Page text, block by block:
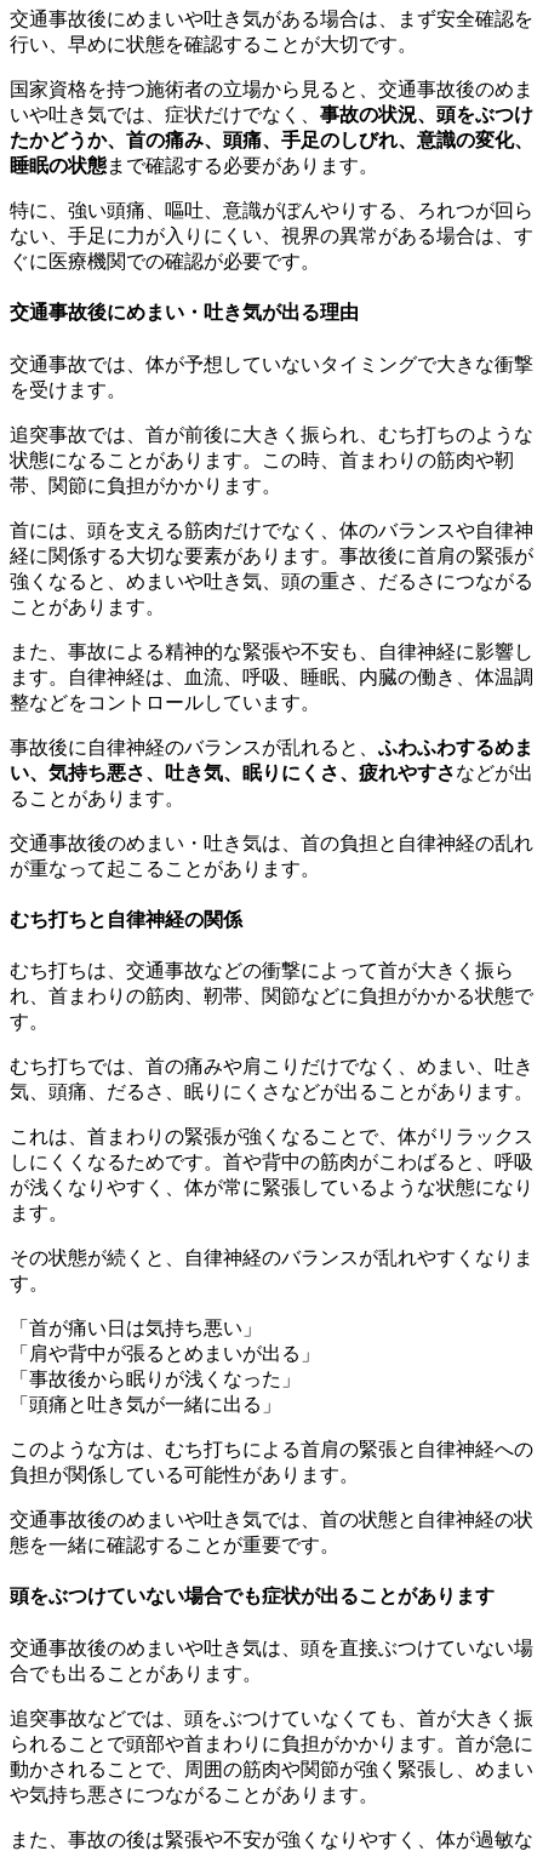
交通事故後にめまいや吐き気がある場合は、まず安全確認を
行い、早めに状態を確認することが大切です。
国家資格を持つ施術者の立場から見ると、交通事故後のめま
いや吐き気では、症状だけでなく、 事故の状況、頭をぶつけ
たかどうか、首の痛み、頭痛、手足のしびれ、意識の変化、
睡眠の状態まで確認する必要があります。
特に、強い頭痛、嘔吐、意識がぼんやりする、ろれつが回ら
ない、手足に力が入りにくい、視界の異常がある場合は、す
ぐに医療機関での確認が必要です。
交通事故後にめまい・吐き気が出る理由
交通事故では、体が予想していないタイミングで大きな衝撃
を受けます。
追突事故では、首が前後に大きく振られ、むち打ちのような
状態になることがあります。この時、首まわりの筋肉や靭
帯、関節に負担がかかります。
首には、頭を支える筋肉だけでなく、体のバランスや自律神
経に関係する大切な要素があります。事故後に首肩の緊張が
強くなると、めまいや吐き気、頭の重さ、だるさにつながる
ことがあります。
また、事故による精神的な緊張や不安も、自律神経に影響し
ます。自律神経は、血流、呼吸、睡眠、内臓の働き、体温調
整などをコントロールしています。
事故後に自律神経のバランスが乱れると、 ふわふわするめま
い、気持ち悪さ、吐き気、眠りにくさ、疲れやすさなどが出
ることがあります。
交通事故後のめまい・吐き気は、首の負担と自律神経の乱れ
が重なって起こることがあります。
むち打ちと自律神経の関係
むち打ちは、交通事故などの衝撃によって首が大きく振ら
れ、首まわりの筋肉、靭帯、関節などに負担がかかる状態で
す。
むち打ちでは、首の痛みや肩こりだけでなく、めまい、吐き
気、頭痛、だるさ、眠りにくさなどが出ることがあります。
これは、首まわりの緊張が強くなることで、体がリラックス
しにくくなるためです。首や背中の筋肉がこわばると、呼吸
が浅くなりやすく、体が常に緊張しているような状態になり
ます。
その状態が続くと、自律神経のバランスが乱れやすくなりま
す。
「首が痛い日は気持ち悪い」
「肩や背中が張るとめまいが出る」
「事故後から眠りが浅くなった」
「頭痛と吐き気が一緒に出る」
このような方は、むち打ちによる首肩の緊張と自律神経への
負担が関係している可能性があります。
交通事故後のめまいや吐き気では、首の状態と自律神経の状
態を一緒に確認することが重要です。
頭をぶつけていない場合でも症状が出ることがあります
交通事故後のめまいや吐き気は、頭を直接ぶつけていない場
合でも出ることがあります。
追突事故などでは、頭をぶつけていなくても、首が大きく振
られることで頭部や首まわりに負担がかかります。首が急に
動かされることで、周囲の筋肉や関節が強く緊張し、めまい
や気持ち悪さにつながることがあります。
また、事故の後は緊張や不安が強くなりやすく、体が過敏な